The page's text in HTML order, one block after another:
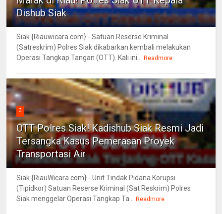
Dishub Siak
Siak {Riauwicara.com} - Satuan Reserse Kriminal
(Satreskrim) Polres Siak dikabarkan kembali melakukan
Operasi Tangkap Tangan (OTT). Kali ini...
Readmore
3
OTT Polres Siak! Kadishub Siak Resmi Jadi
Tersangka Kasus Pemerasan Proyek
Transportasi Air
Siak {RiauWicara.com} - Unit Tindak Pidana Korupsi
(Tipidkor) Satuan Reserse Kriminal (Sat Reskrim) Polres
Siak menggelar Operasi Tangkap Ta...
Readmore